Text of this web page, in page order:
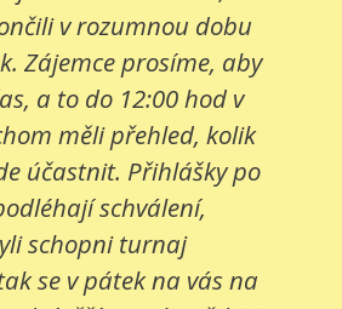
v rozumnou dobu
Zájemce prosíme, aby
a to do 12:00 hod v
měli přehled, kolik
účastnit. Přihlášky po
schválení,
schopni turnaj
se v pátek na vás na